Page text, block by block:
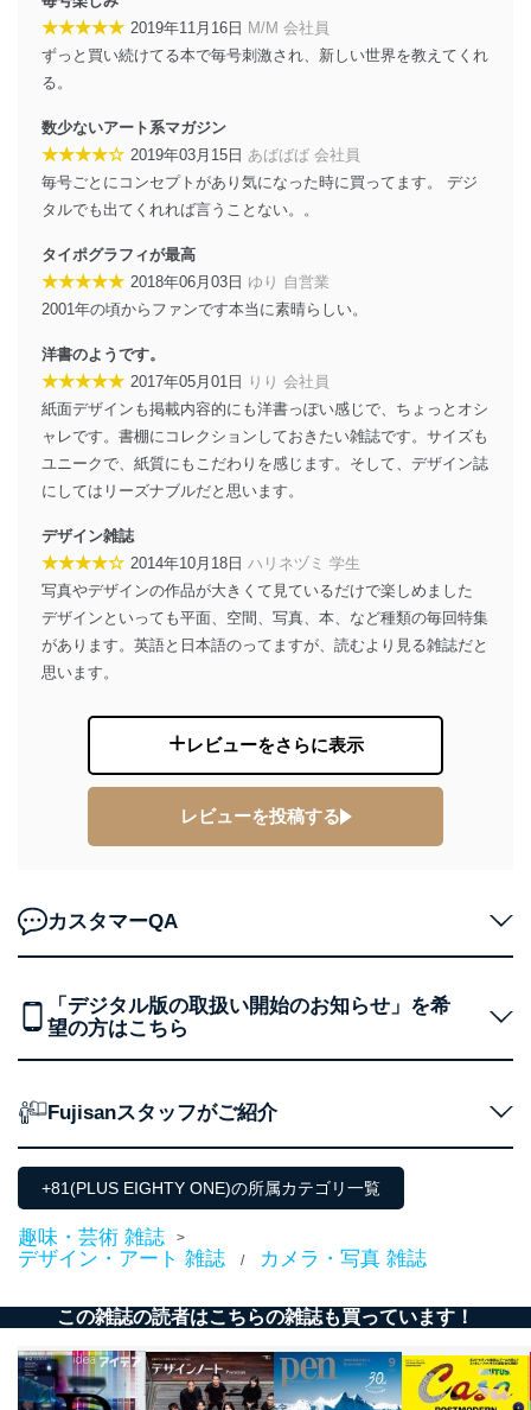
個人データを取り扱う機器等にセキュリティ対策
ソフトウェア等を導入し、自動更新 機能等の活用
により、これを最新状態としています。
メール等により個人データの含まれるファイルを
送信する場合に、当該ファイルへのパスワードを
設定しています。
個人情報保護マネジメントシステムの継続的改善
当社は、内部監査及びマネジメントレビューの機会を通
じて、個人情報保護マネジメントシステムを継続的に改
善し、常に最良の状態を維持します。
苦情及び相談受付け窓口
貴殿の個人情報及び当社の個人情報保護マネジメントシ
ステムに関するご相談及び苦情については以下までご連
絡ください。
適切、かつ迅速に対応させていただきます。
株式会社富士山マガジンサービス 個人情報問い合わせ
係
TEL：0570-200-223
FAX：03-5459-7073
e-mail： cs@fujisan.co.jp
改訂：2025年2月20日
制定：2005年4月1日
株式会社富士山マガジンサービス
個人情報の取扱いについて
当社は以下の個人情報保護管理者を設置し、個人情報保
護管理者の責任のもと、個人情報を取得・アクセス・利
東京都渋谷区南平台町16-11
株式会社富士山マガジンサービス
代表取締役会長 西野 伸一郎
田 嘉也
りです。
No
個人情報の種類 利用目的
当社の定期購読サ
ービス等をご利用
商品代金回収のため
のため
閲覧履歴や購買履歴等の情報を分
析して、趣味・嗜好に
応じた新商品・サービスに関する
広告のため
当社にお問合わせ
お問い合わせ対応、トラブル対
★★★★★ 2019年11月16日 M/M 会社員
ずっと買い続けてる本で毎号刺激され、新しい世界を教えてくれ
る。
数少ないアート系マガジン
★★★★☆ 2019年03月15日 あばばば 会社員
毎号ごとにコンセプトがあり気になった時に買ってます。 デジ
タルでも出てくれれば言うことない。。
タイポグラフィが最高
★★★★★ 2018年06月03日 ゆり 自営業
2001年の頃からファンです本当に素晴らしい。
洋書のようです。
★★★★★ 2017年05月01日
りり 会社員
紙面デザインも掲載内容的にも洋書っぽい感じで、ちょっとオシ
ャレです。書棚にコレクションしておきたい雑誌です。サイズも
ユニークで、紙質にもこだわりを感じます。そして、デザイン誌
にしてはリーズナブルだと思います。
デザイン雑誌
★★★★☆ 2014年10月18日 ハリネヅミ 学生
写真やデザインの作品が大きくて見ているだけで楽しめました
デザインといっても平面、空間、写真、本、など種類の毎回特集
があります。英語と日本語のってますが、読むより見る雑誌だと
思います。
レビューをさらに表示
レビューを投稿する
カスタマーQA
「デジタル版の取扱い開始のお知らせ」を希
望の方はこちら
Fujisanスタッフがご紹介
+81(PLUS EIGHTY ONE)の所属カテゴリ一覧
趣味・芸術 雑誌 >
デザイン・アート 雑誌 / カメラ・写真 雑誌
この雑誌の読者はこちらの雑誌も買っています！